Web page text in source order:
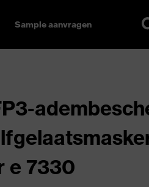
Sample aanvragen
e 7330